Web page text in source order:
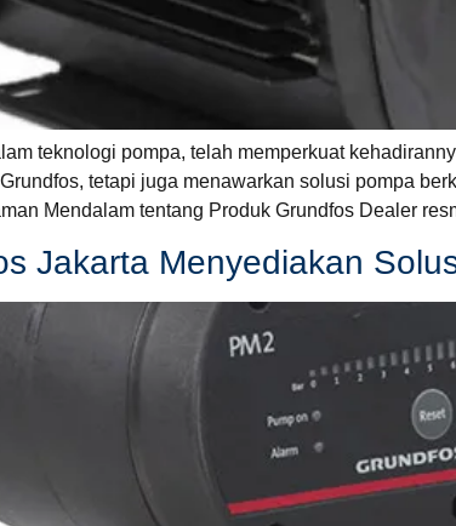
teknologi pompa, telah memperkuat
tetapi juga menawarkan solusi pompa
Mendalam tentang Produk Grundfos Dealer
Jakarta Menyediakan